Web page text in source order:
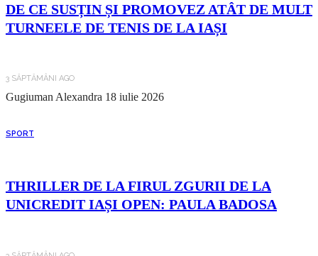
DE CE SUSȚIN ȘI PROMOVEZ ATÂT DE MULT
TURNEELE DE TENIS DE LA IAȘI
3 SĂPTĂMÂNI AGO
Gugiuman Alexandra 18 iulie 2026
SPORT
THRILLER DE LA FIRUL ZGURII DE LA
UNICREDIT IAȘI OPEN: PAULA BADOSA